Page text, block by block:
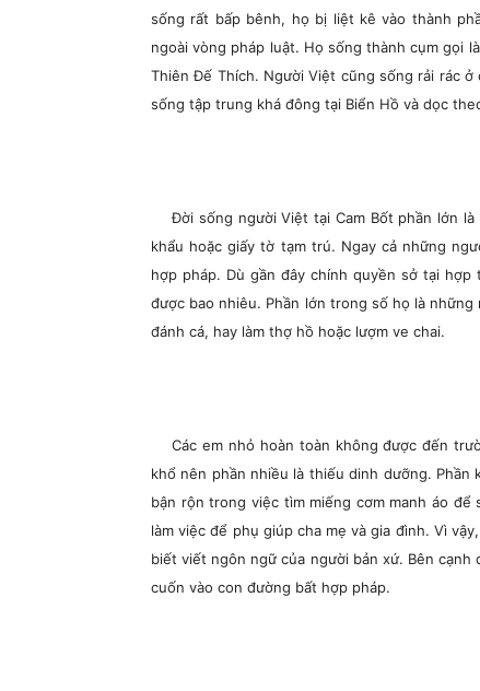
sống rất bấp bênh, họ bị liệt kê vào thành
ngoài vòng pháp luật. Họ sống thành cụm gọi
Thiên Đế Thích. Người Việt cũng sống rải rác
sống tập trung khá đông tại Biển Hồ và dọc
Đời sống người Việt tại Cam Bốt phần lớn
khẩu hoặc giấy tờ tạm trú. Ngay cả những
hợp pháp. Dù gần đây chính quyền sở tại
được bao nhiêu. Phần lớn trong số họ là
đánh cá, hay làm thợ hồ hoặc lượm ve chai.
Các em nhỏ hoàn toàn không được đến
khổ nên phần nhiều là thiếu dinh dưỡng.
bận rộn trong việc tìm miếng cơm manh áo
làm việc để phụ giúp cha mẹ và gia đình. Vì
biết viết ngôn ngữ của người bản xứ. Bên
cuốn vào con đường bất hợp pháp.